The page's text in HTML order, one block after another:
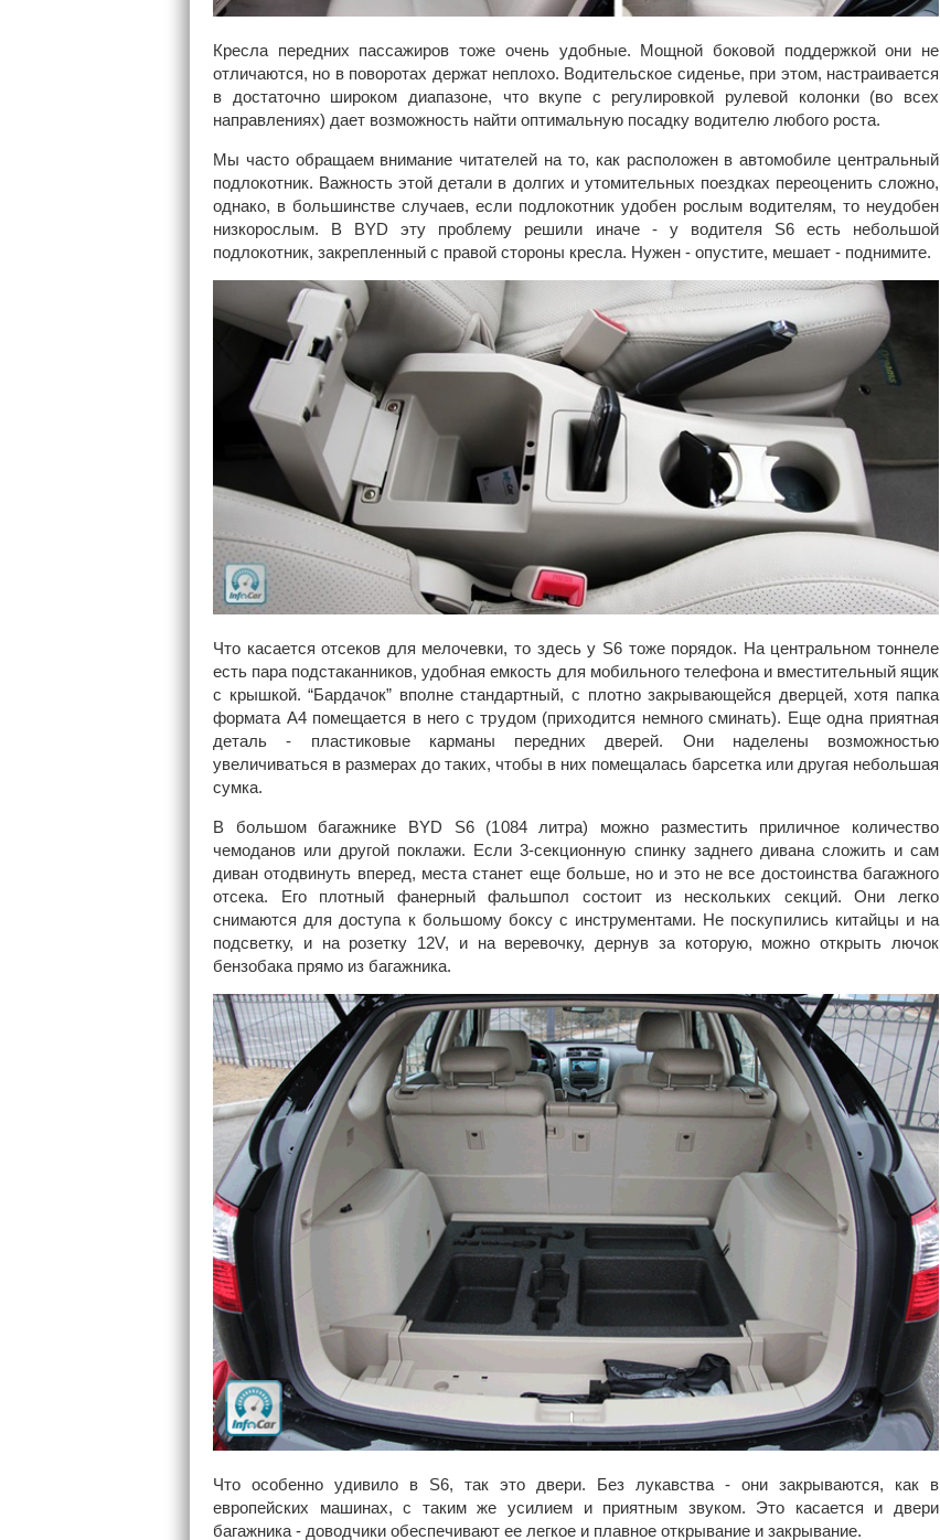
Кресла передних пассажиров тоже очень удобные. Мощной боковой поддержкой они не
отличаются, но в поворотах держат неплохо. Водительское сиденье, при этом, настраивается
в достаточно широком диапазоне, что вкупе с регулировкой рулевой колонки (во всех
направлениях) дает возможность найти оптимальную посадку водителю любого роста.
Мы часто обращаем внимание читателей на то, как расположен в автомобиле центральный
подлокотник. Важность этой детали в долгих и утомительных поездках переоценить сложно,
однако, в большинстве случаев, если подлокотник удобен рослым водителям, то неудобен
низкорослым. В BYD эту проблему решили иначе - у водителя S6 есть небольшой
подлокотник, закрепленный с правой стороны кресла. Нужен - опустите, мешает - поднимите.
Что касается отсеков для мелочевки, то здесь у S6 тоже порядок. На центральном тоннеле
есть пара подстаканников, удобная емкость для мобильного телефона и вместительный ящик
с крышкой. “Бардачок” вполне стандартный, с плотно закрывающейся дверцей, хотя папка
формата А4 помещается в него с трудом (приходится немного сминать). Еще одна приятная
деталь - пластиковые карманы передних дверей. Они наделены возможностью
увеличиваться в размерах до таких, чтобы в них помещалась барсетка или другая небольшая
сумка.
В большом багажнике BYD S6 (1084 литра) можно разместить приличное количество
чемоданов или другой поклажи. Если 3-секционную спинку заднего дивана сложить и сам
диван отодвинуть вперед, места станет еще больше, но и это не все достоинства багажного
отсека. Его плотный фанерный фальшпол состоит из нескольких секций. Они легко
снимаются для доступа к большому боксу с инструментами. Не поскупились китайцы и на
подсветку, и на розетку 12V, и на веревочку, дернув за которую, можно открыть лючок
бензобака прямо из багажника.
Что особенно удивило в S6, так это двери. Без лукавства - они закрываются, как в
европейских машинах, с таким же усилием и приятным звуком. Это касается и двери
багажника - доводчики обеспечивают ее легкое и плавное открывание и закрывание.